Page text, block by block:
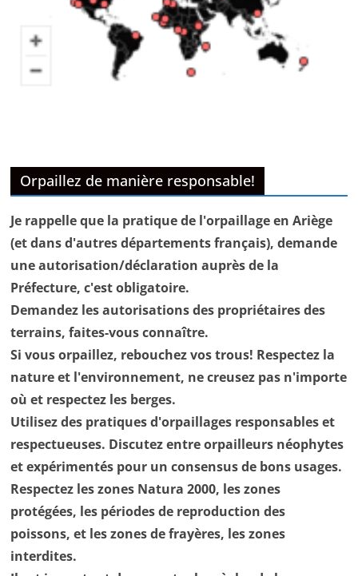
Orpaillez de manière responsable!
Je rappelle que la pratique de l'orpaillage en Ariège
(et dans d'autres départements français), demande
une autorisation/déclaration auprès de la
Préfecture, c'est obligatoire.
Demandez les autorisations des propriétaires des
terrains, faites-vous connaître.
Si vous orpaillez, rebouchez vos trous! Respectez la
nature et l'environnement, ne creusez pas n'importe
où et respectez les berges.
Utilisez des pratiques d'orpaillages responsables et
respectueuses. Discutez entre orpailleurs néophytes
et expérimentés pour un consensus de bons usages.
Respectez les zones Natura 2000, les zones
protégées, les périodes de reproduction des
poissons, et les zones de frayères, les zones
interdites.